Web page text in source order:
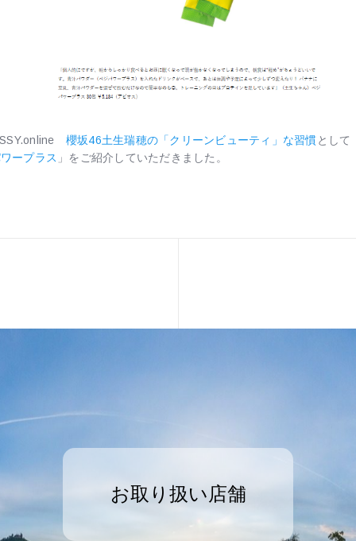
櫻坂46土生瑞穂の「クリーンビューティ」な習慣として
ープラス 」をご紹介していただきました。
お取り扱い店舗